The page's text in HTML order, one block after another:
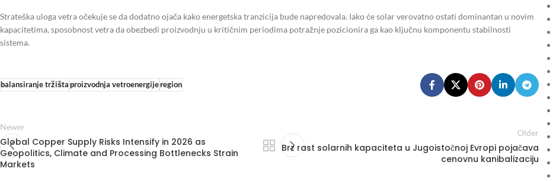
Strateška uloga vetra očekuje se da dodatno ojača kako energetska tranzicija bude napredovala. Iako će solar verovatno ostati dominantan u novim
kapacitetima, sposobnost vetra da obezbedi proizvodnju u kritičnim periodima potražnje pozicionira ga kao ključnu komponentu stabilnosti
sistema.
balansiranje tržišta proizvodnja vetroenergijeregion
Newer
Global Copper Supply Risks Intensify in 2026 as
Geopolitics, Climate and Processing Bottlenecks Strain
Markets
Older
Brz rast solarnih kapaciteta u Jugoistočnoj Evropi pojačava
cenovnu kanibalizaciju